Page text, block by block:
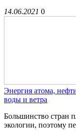
14.06.2021 0
Энергия атома,
воды и ветра
Большинство стран
экологии, поэтому